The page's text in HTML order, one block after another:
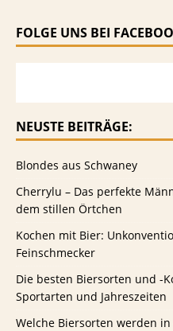
FOLGE UNS BEI
NEUSTE BEITRÄGE:
Blondes aus Schwaney
Cherrylu – Das perfekte
dem stillen Örtchen
Kochen mit Bier:
Feinschmecker
Die besten Biersorten und -
Sportarten und Jahreszeiten
Welche Biersorten werden